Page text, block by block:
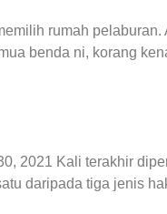
rumah
benda ni, korang
2021 Kali terakhir
daripada tiga jenis